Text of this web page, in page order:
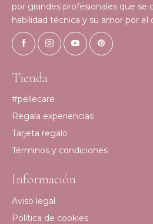
por grandes profesionales que se
habilidad técnica y su amor por el
Tienda
#pellecare
Regala experiencias
Tarjeta regalo
Términos y condiciones
Información
Aviso legal
Política de cookies